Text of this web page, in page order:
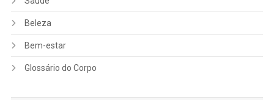
Beleza
Bem-estar
Glossário do Corpo